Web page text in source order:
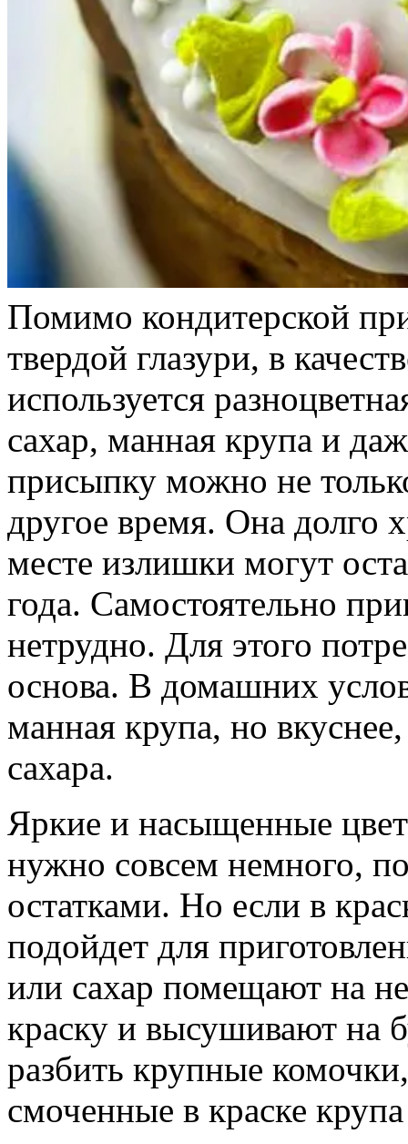
Помимо кондитерской
твердой глазури, в
используется
сахар, манная крупа и
присыпку можно не
другое время. Она долго
месте излишки могут
года. Самостоятельно
нетрудно. Для этого
основа. В домашних
манная крупа, но
сахара.
Яркие и насыщенные
нужно совсем немного,
остатками. Но если в
подойдет для
или сахар помещают на
краску и высушивают на
разбить крупные
смоченные в краске